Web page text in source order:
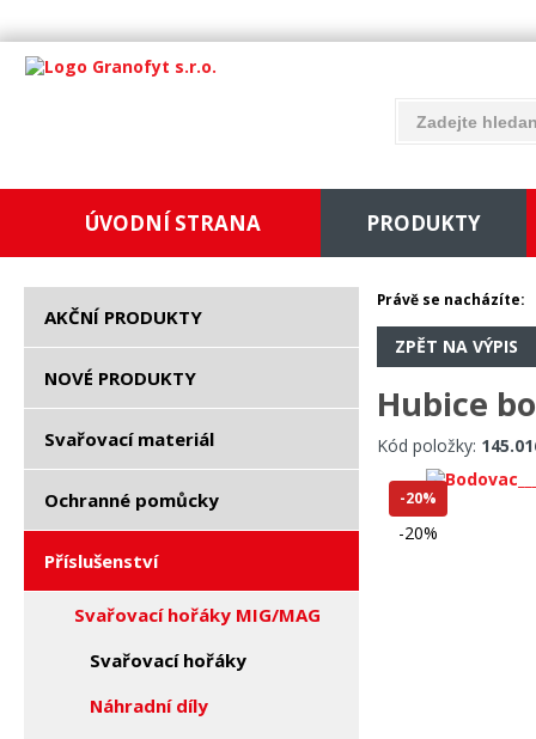
ÚVODNÍ STRANA PRODUKTY
AKČNÍ PRODUKTY
NOVÉ PRODUKTY
Svařovací materiál
Ochranné pomůcky
Příslušenství
Svařovací hořáky MIG/MAG
Svařovací hořáky
Náhradní díly
Právě se nacházíte:
ZPĚT NA VÝPIS
Hubice
Kód položky:
-20%
-20%